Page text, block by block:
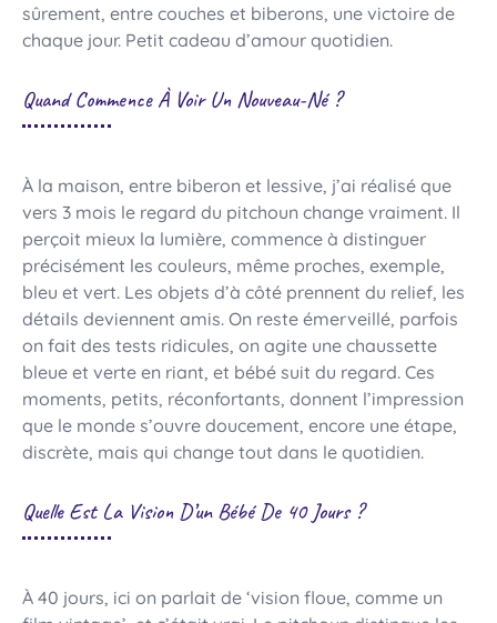
sûrement, entre couches et biberons, une victoire de
chaque jour. Petit cadeau d’amour quotidien.
Quand Commence À Voir Un Nouveau-Né ?
À la maison, entre biberon et lessive, j’ai réalisé que
vers 3 mois le regard du pitchoun change vraiment. Il
perçoit mieux la lumière, commence à distinguer
précisément les couleurs, même proches, exemple,
bleu et vert. Les objets d’à côté prennent du relief, les
détails deviennent amis. On reste émerveillé, parfois
on fait des tests ridicules, on agite une chaussette
bleue et verte en riant, et bébé suit du regard. Ces
moments, petits, réconfortants, donnent l’impression
que le monde s’ouvre doucement, encore une étape,
discrète, mais qui change tout dans le quotidien.
Quelle Est La Vision D’un Bébé De 40 Jours ?
À 40 jours, ici on parlait de ‘vision floue, comme un